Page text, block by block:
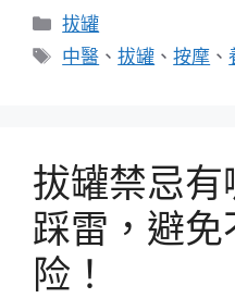
分
類
拔罐
標
中醫 、拔罐 、按摩 、
拔罐禁忌有
踩雷，避
险！